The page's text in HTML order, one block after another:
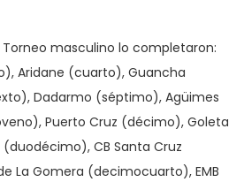
masculino lo completaron:
Aridane (cuarto), Guancha
Dadarmo (séptimo), Agüimes
Puerto Cruz (décimo), Goleta
CB Santa Cruz
La Gomera (decimocuarto), EMB